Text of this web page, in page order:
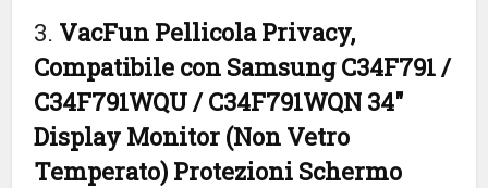
3. VacFun Pellicola Privacy,
Compatibile con Samsung C34F791 /
C34F791WQU / C34F791WQN 34″
Display Monitor (Non Vetro
Temperato) Protezioni Schermo